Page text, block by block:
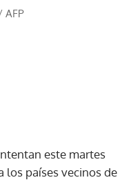
AFP
este martes
los países vecinos de